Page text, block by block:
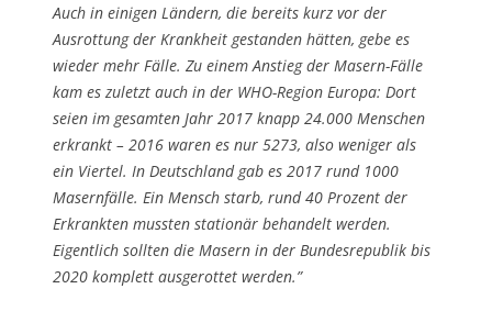
Auch in einigen Ländern, die bereits kurz vor der
Ausrottung der Krankheit gestanden hätten, gebe es
wieder mehr Fälle. Zu einem Anstieg der Masern-Fälle
kam es zuletzt auch in der WHO-Region Europa: Dort
seien im gesamten Jahr 2017 knapp 24.000 Menschen
erkrankt – 2016 waren es nur 5273, also weniger als
ein Viertel. In Deutschland gab es 2017 rund 1000
Masernfälle. Ein Mensch starb, rund 40 Prozent der
Erkrankten mussten stationär behandelt werden.
Eigentlich sollten die Masern in der Bundesrepublik bis
2020 komplett ausgerottet werden.”